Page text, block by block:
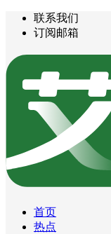
联系我们
订阅邮箱
首页
热点